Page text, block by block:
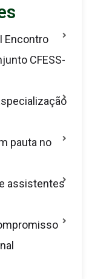
Encontro
CFESS-
pauta no
assistentes